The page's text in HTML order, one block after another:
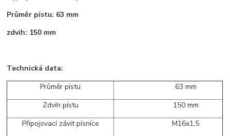
Průměr pístu: 63 mm
zdvih: 150 mm
Technická data:
Průměr pístu
63 mm
Zdvih pístu
150 mm
Připojovací závit písníce
M16x1,5